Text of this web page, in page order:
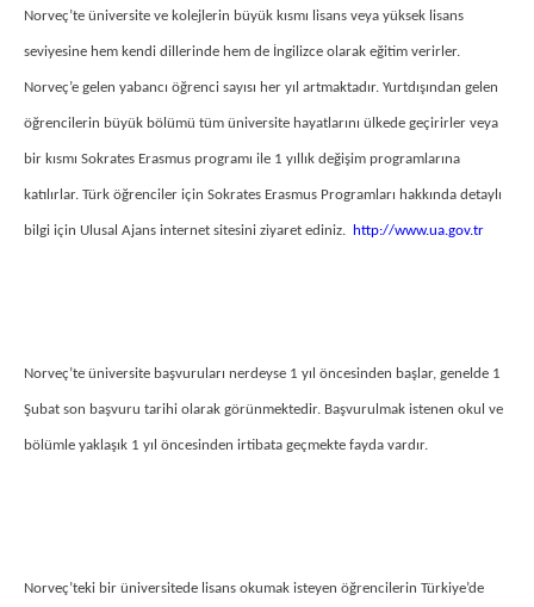
Norveç’te üniversite ve kolejlerin büyük kısmı lisans veya yüksek lisans
seviyesine hem kendi dillerinde hem de İngilizce olarak eğitim verirler.
Norveç’e gelen yabancı öğrenci sayısı her yıl artmaktadır. Yurtdışından gelen
öğrencilerin büyük bölümü tüm üniversite hayatlarını ülkede geçirirler veya
bir kısmı Sokrates Erasmus programı ile 1 yıllık değişim programlarına
katılırlar. Türk öğrenciler için Sokrates Erasmus Programları hakkında detaylı
bilgi için Ulusal Ajans internet sitesini ziyaret ediniz. http://www.ua.gov.tr
Norveç’te üniversite başvuruları nerdeyse 1 yıl öncesinden başlar, genelde 1
Şubat son başvuru tarihi olarak görünmektedir. Başvurulmak istenen okul ve
bölümle yaklaşık 1 yıl öncesinden irtibata geçmekte fayda vardır.
Norveç’teki bir üniversitede lisans okumak isteyen öğrencilerin Türkiye’de